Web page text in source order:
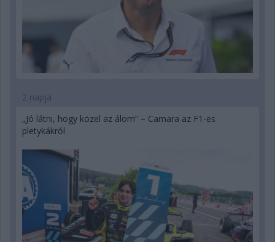
2 napja
„Jó látni, hogy közel az álom” – Camara az F1-es
pletykákról